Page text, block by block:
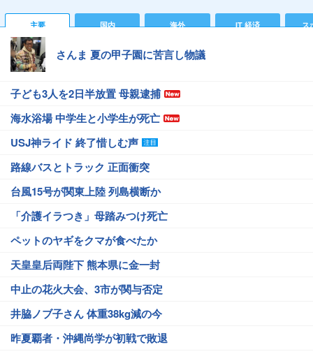
主要 国内 海外 IT 経済 ス
さんま 夏の甲子園に苦言し物議
子ども3人を2日半放置 母親逮捕
海水浴場 中学生と小学生が死亡
USJ神ライド 終了惜しむ声
路線バスとトラック 正面衝突
台風15号が関東上陸 列島横断か
「介護イラつき」母踏みつけ死亡
ペットのヤギをクマが食べたか
天皇皇后両陛下 熊本県に金一封
中止の花火大会、3市が関与否定
井脇ノブ子さん 体重38kg減の今
昨夏覇者・沖縄尚学が初戦で敗退